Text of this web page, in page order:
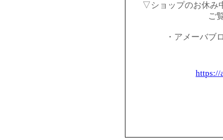
▽ショップのお休み
ご
・アメーバブ
https://